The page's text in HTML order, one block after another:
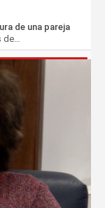
de una pareja
de…